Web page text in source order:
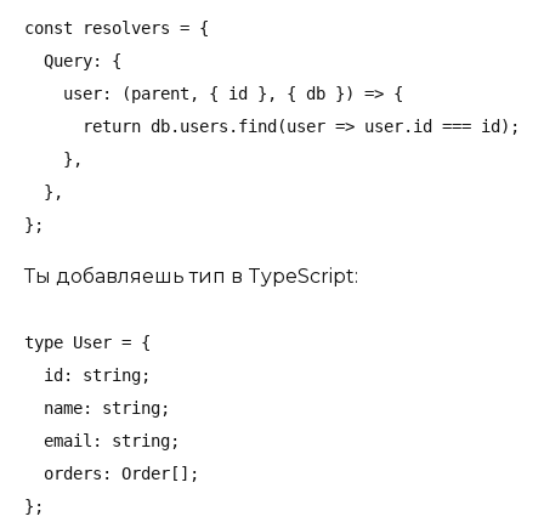
const resolvers = {
  Query: {
    user: (parent, { id }, { db }) => {
      return db.users.find(user => user.id === id);
    },
  },
};
Ты добавляешь тип в TypeScript:
type User = {
  id: string;
  name: string;
  email: string;
  orders: Order[];
};